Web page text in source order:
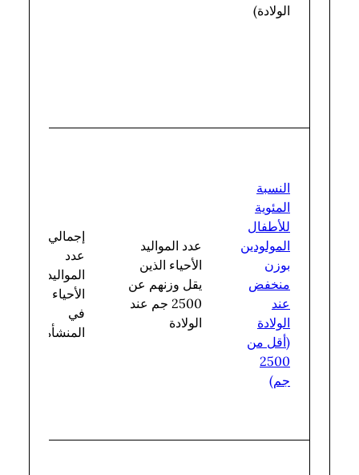
الولادة)
النسبة
المئوية
للأطفال
المولودين
بوزن
منخفض
عند
الولادة
(أقل من
2500
جم)
عدد المواليد
الأحياء الذين
يقل وزنهم عن
2500 جم عند
الولادة
إجمالي
عدد
المواليد
الأحياء
في
المنشأة